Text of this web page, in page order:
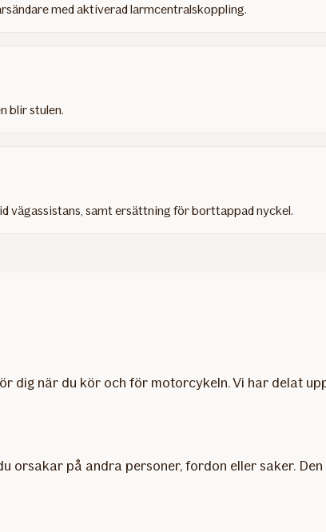
med aktiverad larmcentralskoppling.
blir stulen.
vägassistans, samt ersättning för borttappad nyckel.
dig när du kör och för motorcykeln. Vi har delat
orsakar på andra personer, fordon eller saker.